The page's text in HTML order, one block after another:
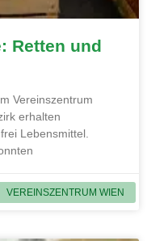
VEREINSZENTRUM WIEN
Retten und
Vereinszentrum
erhalten
Lebensmittel.